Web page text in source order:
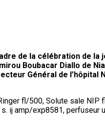
de la célébration de
Boubacar Diallo de
Général de
fl/500, Solute sale
amp/exp8581, perfuseur